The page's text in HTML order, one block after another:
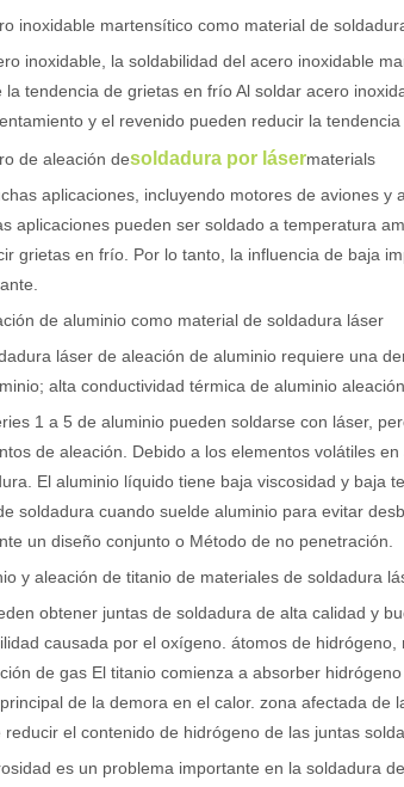
manufacturera en rápido desarrollo.
se utiliza ampliamente en la fabricación de
muy utilizado. Es conocido por su precisión,
inoxidable martensítico como material de
inoxidable, la soldabilidad del acero inoxidable
la tendencia de grietas en frío Al soldar acero
y el revenido pueden reducir la tendencia
de aleación desoldadura por lásermaterials
aplicaciones, incluyendo motores de aviones
aplicaciones pueden ser soldado a temperatura
grietas en frío. Por lo tanto, la influencia de baja
de aluminio como material de soldadura láser
láser de aleación de aluminio requiere una
alta conductividad térmica de aluminio aleación.
1 a 5 de aluminio pueden soldarse con láser,
de aleación. Debido a los elementos volátiles
El aluminio líquido tiene baja viscosidad y baja
soldadura cuando suelde aluminio para evitar
un diseño conjunto o Método de no penetración.
y aleación de titanio de materiales de soldadura
obtener juntas de soldadura de alta calidad y
causada por el oxígeno. átomos de
de gas El titanio comienza a absorber
de la demora en el calor. zona afectada de
reducir el contenido de hidrógeno de las juntas
es un problema importante en la soldadura